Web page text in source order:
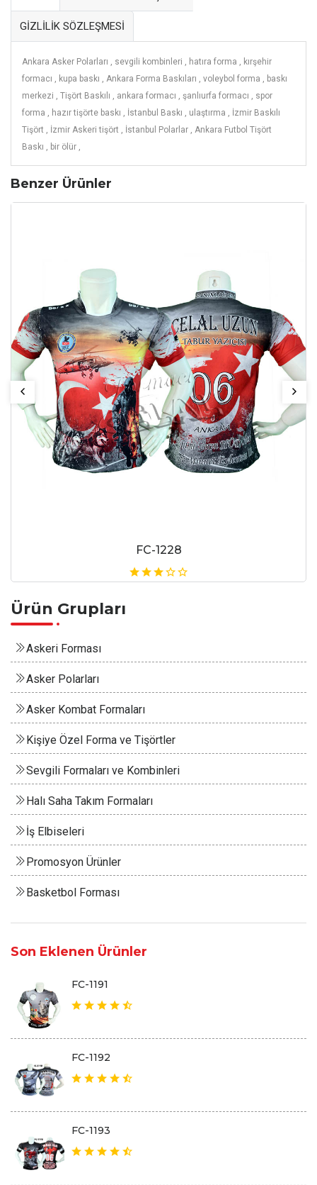
GİZLİLİK SÖZLEŞMESİ
Ankara Asker Polarları , sevgili kombinleri , hatıra forma ,
kırşehir
formacı ,
kupa baskı , Ankara Forma Baskıları , voleybol forma ,
baskı
merkezi , Tişört Baskılı , ankara formacı , şanlıurfa formacı , spor
forma ,
hazır tişörte baskı , İstanbul Baskı , ulaştırma , İzmir Baskılı
Tişört , İzmir Askeri tişört , İstanbul Polarlar , Ankara Futbol Tişört
Baskı ,
bir ölür ,
Benzer Ürünler
FC-1228
Ürün Grupları
Askeri Forması
Asker Polarları
Asker Kombat Formaları
Kişiye Özel Forma ve Tişörtler
Sevgili Formaları ve Kombinleri
Halı Saha Takım Formaları
İş Elbiseleri
Promosyon Ürünler
Basketbol Forması
Son Eklenen Ürünler
FC-1191
FC-1192
FC-1193